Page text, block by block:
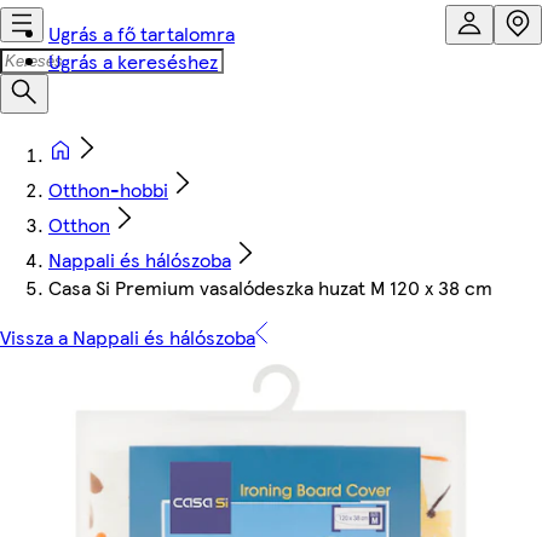
Ugrás a fő tartalomra
Ugrás a kereséshez
Otthon-hobbi
Otthon
Nappali és hálószoba
Casa Si Premium vasalódeszka huzat M 120 x 38 cm
Vissza a Nappali és hálószoba